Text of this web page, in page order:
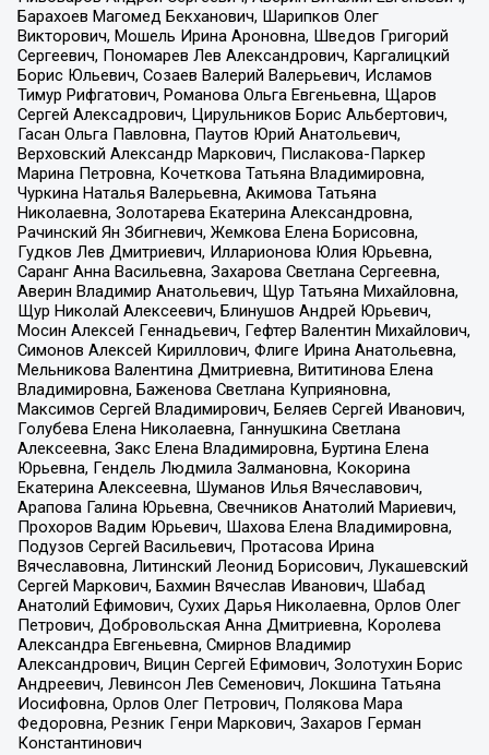
Барахоев Магомед Бекханович, Шарипков Олег
Викторович, Мошель Ирина Ароновна, Шведов Григорий
Сергеевич, Пономарев Лев Александрович, Каргалицкий
Борис Юльевич, Созаев Валерий Валерьевич, Исламов
Тимур Рифгатович, Романова Ольга Евгеньевна, Щаров
Сергей Алексадрович, Цирульников Борис Альбертович,
Гасан Ольга Павловна, Паутов Юрий Анатольевич,
Верховский Александр Маркович, Пислакова-Паркер
Марина Петровна, Кочеткова Татьяна Владимировна,
Чуркина Наталья Валерьевна, Акимова Татьяна
Николаевна, Золотарева Екатерина Александровна,
Рачинский Ян Збигневич, Жемкова Елена Борисовна,
Гудков Лев Дмитриевич, Илларионова Юлия Юрьевна,
Саранг Анна Васильевна, Захарова Светлана Сергеевна,
Аверин Владимир Анатольевич, Щур Татьяна Михайловна,
Щур Николай Алексеевич, Блинушов Андрей Юрьевич,
Мосин Алексей Геннадьевич, Гефтер Валентин Михайлович,
Симонов Алексей Кириллович, Флиге Ирина Анатольевна,
Мельникова Валентина Дмитриевна, Вититинова Елена
Владимировна, Баженова Светлана Куприяновна,
Максимов Сергей Владимирович, Беляев Сергей Иванович,
Голубева Елена Николаевна, Ганнушкина Светлана
Алексеевна, Закс Елена Владимировна, Буртина Елена
Юрьевна, Гендель Людмила Залмановна, Кокорина
Екатерина Алексеевна, Шуманов Илья Вячеславович,
Арапова Галина Юрьевна, Свечников Анатолий Мариевич,
Прохоров Вадим Юрьевич, Шахова Елена Владимировна,
Подузов Сергей Васильевич, Протасова Ирина
Вячеславовна, Литинский Леонид Борисович, Лукашевский
Сергей Маркович, Бахмин Вячеслав Иванович, Шабад
Анатолий Ефимович, Сухих Дарья Николаевна, Орлов Олег
Петрович, Добровольская Анна Дмитриевна, Королева
Александра Евгеньевна, Смирнов Владимир
Александрович, Вицин Сергей Ефимович, Золотухин Борис
Андреевич, Левинсон Лев Семенович, Локшина Татьяна
Иосифовна, Орлов Олег Петрович, Полякова Мара
Федоровна, Резник Генри Маркович, Захаров Герман
Константинович